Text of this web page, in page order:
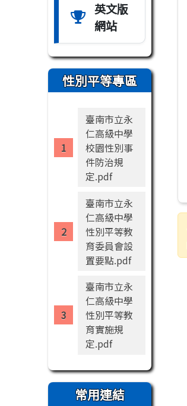
英文版
網站
性別平等專區
臺南市立永
仁高級中學
校園性別事
件防治規
定.pdf
臺南市立永
仁高級中學
性別平等教
育委員會設
置要點.pdf
臺南市立永
仁高級中學
性別平等教
育實施規
定.pdf
常用連結